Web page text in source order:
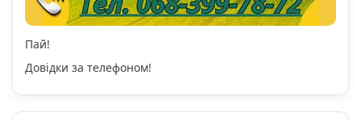
Пай!
Довідки за телефоном!